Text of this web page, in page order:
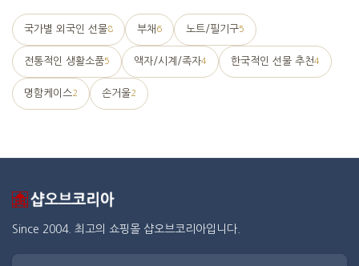
국가별 외국인 선물8 부채 6 노트/필기구5
전통적인 생활소품5 액자/시계/족자4 한국적인 선물 추천4
명함케이스2 손거울2
Since 2004. 최고의 쇼핑몰 샵오브코리아입니다.